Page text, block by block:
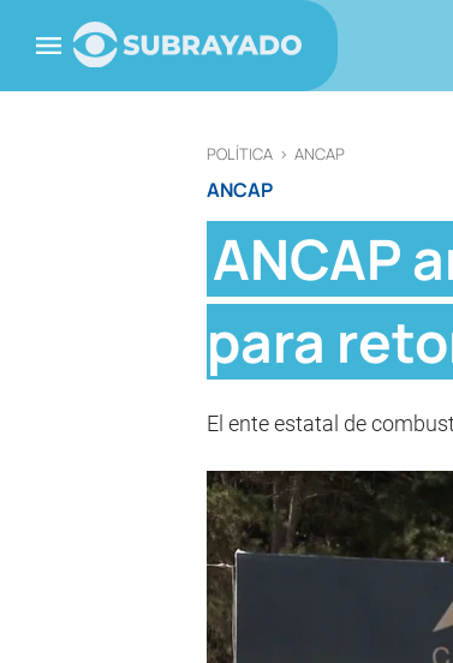
POLÍTICA > ANCAP
ANCAP
ANCAP
para
El ente estatal de